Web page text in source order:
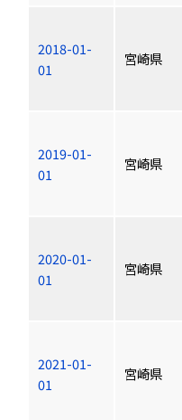
2018-01-
01
宮崎県
2019-01-
01
宮崎県
2020-01-
01
宮崎県
2021-01-
01
宮崎県